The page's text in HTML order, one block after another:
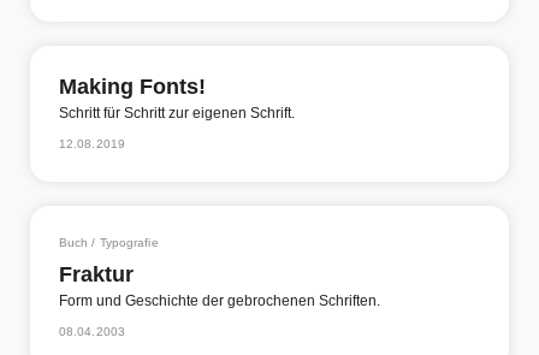
Making Fonts!
Schritt für Schritt zur eigenen Schrift.
12.08.2019
Buch / Typografie
Fraktur
Form und Geschichte der gebrochenen Schriften.
08.04.2003